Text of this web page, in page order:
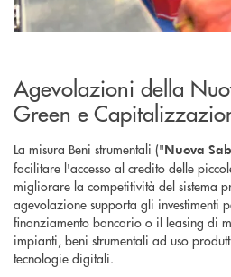
Agevolazioni della
Green e
La misura Beni strumentali ("Nuova
facilitare l'accesso al credito delle
migliorare la competitività del sistema
agevolazione supporta gli investimenti
finanziamento bancario o il leasing di
impianti, beni strumentali ad uso
tecnologie digitali.